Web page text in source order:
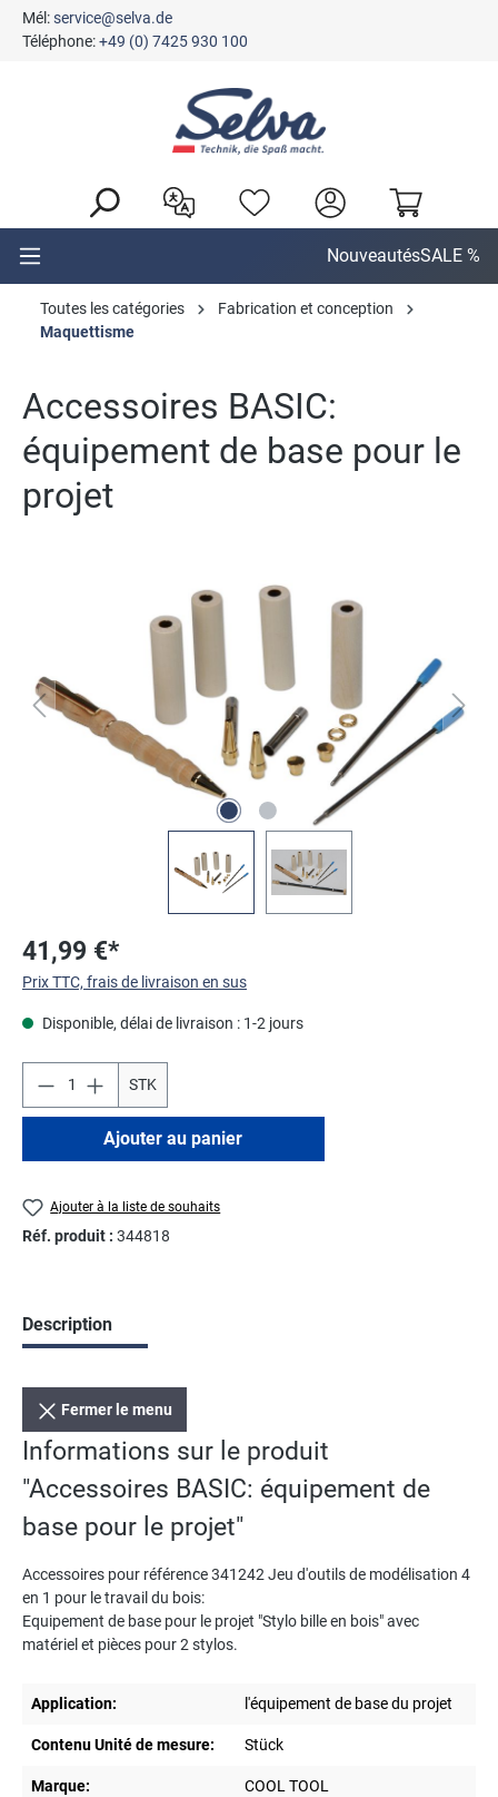
principal
Mél:service@selva.de
Téléphone:+49 (0) 7425 930 100
NouveautésSALE %
Toutes les catégories
Fabrication et conception
Maquettisme
Accessoires BASIC:
équipement de base pour le
projet
Ignorer la galerie d'images
41,99 €*
Prix TTC, frais de livraison en sus
Disponible, délai de livraison : 1-2 jours
STK
Ajouter au panier
Ajouter à la liste de souhaits
Réf. produit : 344818
Description
Fermer le menu
Informations sur le produit
"Accessoires BASIC: équipement de
base pour le projet"
Accessoires pour référence 341242 Jeu d'outils de modélisation 4
en 1 pour le travail du bois:
Equipement de base pour le projet "Stylo bille en bois" avec
matériel et pièces pour 2 stylos.
Application: l'équipement de base du projet
Contenu Unité de mesure: Stück
Marque: COOL TOOL